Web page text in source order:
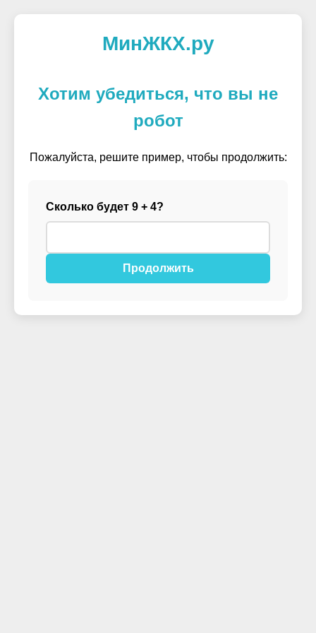
МинЖКХ.ру
Хотим убедиться, что вы не
робот
Пожалуйста, решите пример, чтобы продолжить:
Сколько будет 9 + 4?
Продолжить